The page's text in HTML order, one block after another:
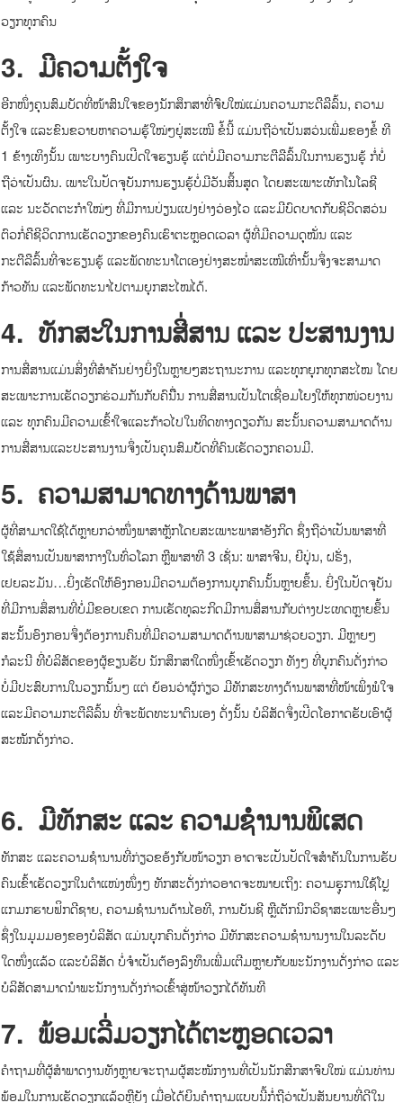
ວຽກທຸກຄົນ
3. ມີຄວາມຕັ້ງໃຈ
ອີກໜຶ່ງຄຸນສົມບັດທີ່ໜ້າສົນໃຈຂອງນັກສຶກສາທີ່ຈົບໃໝ່ແມ່ນຄວາມກະດືລືລົ້ນ, ຄວາມ
ຕັ້ງໃຈ ແລະຂົນຂວາຍຫາຄວາມຮູ້ໃໝ່ໆຢູ່ສະເໝີ ຂໍ້ນີ້ ແມ່ນຖືວ່າເປັນສວ່ນເພີ່ມຂອງຂໍ້ ທີ
1 ຂ້າງເທິງນັ້ນ ເພາະບາງຄົນເປີດໃຈຮຽນຮູ້ ແຕ່ບໍ່ມີຄວາມກະຕືລືລົ້ນໃນການຮຽນຮູ້ ກໍ່ບໍ່
ຖືວ່າເປັນຜົນ. ເພາະໃນປັດຈຸບັນການຮຽນຮູ້ບໍ່ມີວັນສິ້ນສຸດ ໂດຍສະເພາະເທັກໂນໂລຊີ
ແລະ ນະວັດຕະກຳໃໝ່ໆ ທີ່ມີການປ່ຽນແປງຢ່າງວ່ອງໄວ ແລະມີບົດບາດກັບຊີວິດສວ່ນ
ຕົວກໍ່ຄືຊີວິດການເຮັດວຽກຂອງຄົນເຮົາຕະຫຼອດເວລາ ຜູ້ທີ່ມີຄວາມດຸໝັ່ນ ແລະ
ກະຕືລືລົ້ນທີ່ຈະຮຽນຮູ້ ແລະພັດທະນາໂຕເອງຢ່າງສະໝ່ຳສະເໝີເທົ່ານັ້ນຈຶ່ງຈະສາມາດ
ກ້າວທັນ ແລະພັດທະນາໄປຕາມຍຸກສະໄໝໄດ້.
4. ທັກສະໃນການສື່ສານ ແລະ ປະສານງານ
ການສື່ສານແມ່ນສິ່ງທີ່ສຳຄັນຢ່າງຍິ່ງໃນຫຼາຍໆສະຖານະການ ແລະທຸກຍຸກທຸກສະໄໝ ໂດຍ
ສະເພາະການເຮັດວຽກຮ່ວມກັນກັບຄົນຶື່ນ ການສື່ສານເປັນໂຕເຊື່ອມໂຍງໃຫ້ທຸກໜ່ວຍງານ
ແລະ ທຸກຄົນມີຄວາມເຂົ້າໃຈແລະກ້າວໄປໃນທິດທາງດຽວກັນ ສະນັ້ນຄວາມສາມາດດ້ານ
ການສື່ສານແລະປະສານງານຈຶ່ງເປັນຄຸນສົມບັັດທີ່ຄົນເຮັດວຽກຄວນມີ.
5. ຄວາມສາມາດທາງດ້ານພາສາ
ຜູ້ທີ່ສາມາດໃຊ້ໄດ້ຫຼາຍກວ່າໜຶ່ງພາສາຫຼັກໂດຍສະເພາະພາສາອັງກິດ ຊຶ່ງຖືວ່າເປັນພາສາທີ່
ໃຊ້ສຶ່ສານເປັນພາສາກາງໃນທົ່ວໂລກ ຫຼືພາສາທີ 3 ເຊັ່ນ: ພາສາຈີນ, ຍີປຸ່ນ, ຝຣັ່ງ,
ເຢຍລະມັນ…ຍິ່ງເຮັດໃຫ້ອົງກອນມີຄວາມຕ້ອງການບຸກຄົນນັ້ນຫຼາຍຂຶ້ນ. ຍິ່ງໃນປັດຈຸບັນ
ທີ່ມີການສຶ່ສານທີ່ບໍ່ມີຂອບເຂດ ການເຮັດທຸລະກິດມີການສຶ່ສານກັບຕ່າງປະເທດຫຼາຍຂຶ້ນ
ສະນັ້ນອົງກອນຈຶ່ງຕ້ອງການຄົນທີ່ມີຄວາມສາມາດດ້ານພາສາມາຊ່ວຍວຽກ. ມີຫຼາຍໆ
ກໍລະນີ ທີ່ບໍລິສັດຂອງຜູ້ຂຽນຮັບ ນັກສຶກສາໃດໜຶ່ງເຂົ້າເຮັດວຽກ ທັງໆ ທີ່ບຸກຄົນດັ່ງກ່າວ
ບໍ່ມີປະສົບການໃນວຽກນັ້ນໆ ແຕ່ ຍ້ອນວ່າຜູ້ກ່ຽວ ມີທັກສະທາງດ້ານພາສາທີ່ໜ້າເພິ່ງພໍໃຈ
ແລະມີຄວາມກະຕືລືລົ້ນ ທີ່ຈະພັດທະນາຕົນເອງ ດັ່ງນັ້ນ ບໍລິສັດຈຶ່ງເປີດໂອກາດຮັບເອົາຜູ້
ສະໝັກດັ່ງກ່າວ.
6. ມີທັກສະ ແລະ ຄວາມຊຳນານພິເສດ
ທັກສະ ແລະຄວາມຊຳນານທີ່ກ່ຽວຂອ້ງກັບໜ້າວຽກ ອາດຈະເປັນປັດໃຈສໍາຄັນໃນການຮັບ
ຄົນເຂົ້າເຮັດວຽກໃນຕຳແໜ່ງໜຶ່ງໆ ທັກສະດັ່ງກ່າວອາດຈະໝາຍເຖິງ: ຄວາມຮຸູການໃຊ້ໂປຼ
ແກມກຮາບຟິກດີຊາຍ, ຄວາມຊໍານານດ້ານໄອທີ, ການບັນຊີ ຫຼືເຕັກນິກວິຊາສະເພາະອື່ນໆ
ຊຶ່ງໃນມຸມມອງຂອງບໍລິສັດ ແມ່ນບຸກຄົນດັ່ງກ່າວ ມີທັກສະຄວາມຊຳນານງານໃນລະດັບ
ໃດໜຶ່ງແລ້ວ ແລະບໍລິສັດ ບໍ່ຈຳເປັນຕ້ອງລົງທຶນເພີ່ມເຕີມຫຼາຍກັບພະນັກງານດັ່ງກ່າວ ແລະ
ບໍລິສັດສາມາດນໍາພະນັກງານດັ່ງກ່າວເຂົ້າສູ່ໜ້າວຽກໄດ້ທັນທີ
7. ພ້ອມເລີ່ມວຽກໄດ້ຕະຫຼອດເວລາ
ຄຳຖາມທີ່ຜູ້ສຳພາດງານທັງຫຼາຍຈະຖາມຜູ້ສະໝັກງານທີ່ເປັນນັກສືກສາຈົບໃໝ່ ແມ່ນທ່ານ
ພ້ອມໃນການເຮັດວຽກແລ້ວຫຼືຍັງ ເມື່ອໄດ້ຍິນຄຳຖາມແບບນີ້ກໍ່ຖືວ່າເປັນສັນຍານທີ່ດີໃນ